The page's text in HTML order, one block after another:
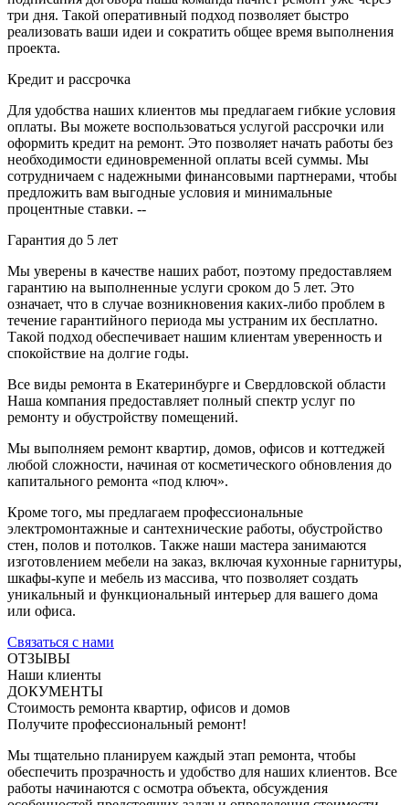
три дня. Такой оперативный подход позволяет быстро
реализовать ваши идеи и сократить общее время выполнения
проекта.
Кредит и рассрочка
Для удобства наших клиентов мы предлагаем гибкие условия
оплаты. Вы можете воспользоваться услугой рассрочки или
оформить кредит на ремонт. Это позволяет начать работы без
необходимости единовременной оплаты всей суммы. Мы
сотрудничаем с надежными финансовыми партнерами, чтобы
предложить вам выгодные условия и минимальные
процентные ставки. --
Гарантия до 5 лет
Мы уверены в качестве наших работ, поэтому предоставляем
гарантию на выполненные услуги сроком до 5 лет. Это
означает, что в случае возникновения каких-либо проблем в
течение гарантийного периода мы устраним их бесплатно.
Такой подход обеспечивает нашим клиентам уверенность и
спокойствие на долгие годы.
Все виды ремонта в Екатеринбурге и Свердловской области
Наша компания предоставляет полный спектр услуг по
ремонту и обустройству помещений.
Мы выполняем ремонт квартир, домов, офисов и коттеджей
любой сложности, начиная от косметического обновления до
капитального ремонта «под ключ».
Кроме того, мы предлагаем профессиональные
электромонтажные и сантехнические работы, обустройство
стен, полов и потолков. Также наши мастера занимаются
изготовлением мебели на заказ, включая кухонные гарнитуры,
шкафы-купе и мебель из массива, что позволяет создать
уникальный и функциональный интерьер для вашего дома
или офиса.
Связаться с нами
ОТЗЫВЫ
Наши клиенты
ДОКУМЕНТЫ
Стоимость ремонта квартир, офисов и домов
Получите профессиональный ремонт!
Мы тщательно планируем каждый этап ремонта, чтобы
обеспечить прозрачность и удобство для наших клиентов. Все
работы начинаются с осмотра объекта, обсуждения